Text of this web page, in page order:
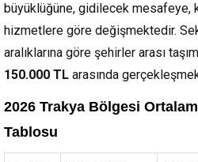
büyüklüğüne, gidilecek mesafeye,
hizmetlere göre değişmektedir.
aralıklarına göre şehirler arası
150.000 TL arasında
2026 Trakya Bölgesi
Tablosu